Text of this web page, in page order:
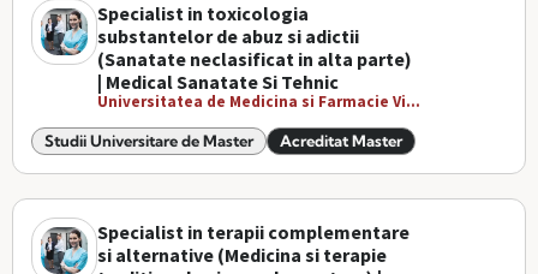
Specialist in toxicologia
substantelor de abuz si adictii
(Sanatate neclasificat in alta parte)
| Medical Sanatate Si Tehnic
Universitatea de Medicina si Farmacie Vi...
Studii Universitare de Master Acreditat Master
Specialist in terapii complementare
si alternative (Medicina si terapie